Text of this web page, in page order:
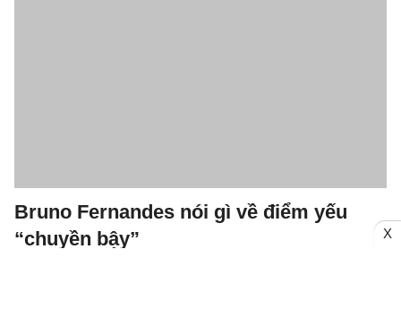
Bruno Fernandes nói gì về điểm yếu
“chuyền bậy”
X